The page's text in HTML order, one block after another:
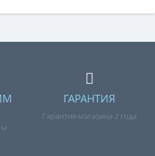
ГАРАНТИЯ
Гарантия магазина 2 года